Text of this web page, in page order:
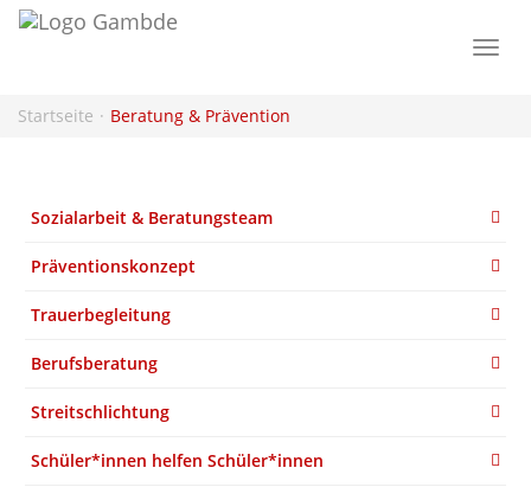
Startseite Beratung & Prävention
Sozialarbeit & Beratungsteam
Präventionskonzept
Trauerbegleitung
Berufsberatung
Streitschlichtung
Schüler*innen helfen Schüler*innen